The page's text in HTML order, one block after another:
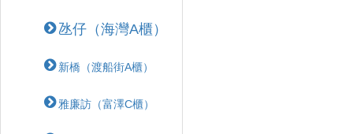
氹仔（海灣A櫃）
新橋（渡船街A櫃）
雅廉訪（富澤C櫃）